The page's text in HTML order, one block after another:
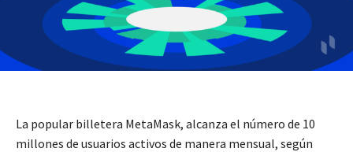
La popular billetera MetaMask, alcanza el número de 10
millones de usuarios activos de manera mensual, según